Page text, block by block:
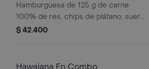
Hamburguesa de 125 g de carne
100% de res, chips de plátano, suero,
queso costeño rallado y salsa blanca
$ 42.400
Hawaiana En Combo